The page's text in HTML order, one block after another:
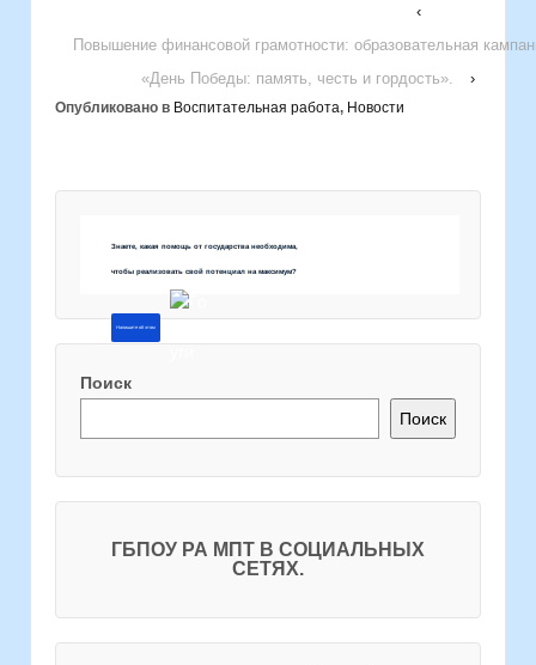
‹
Повышение финансовой грамотности: образовательная
«День Победы: память, честь и гордость».
›
Опубликовано в Воспитательная работа, Новости
Знаете, какая помощь от государства необходима,
чтобы реализовать свой потенциал на максимум?
Напишите об этом
Поиск
Поиск
ГБПОУ РА МПТ В СОЦИАЛЬНЫХ
СЕТЯХ.